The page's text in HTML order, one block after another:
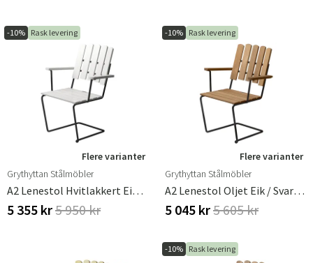
-10% Rask levering
Flere varianter
Grythyttan Stålmöbler
A2 Lenestol Hvitlakkert Eik / Svart Ramme
5 355 kr5 950 kr
-10% Rask levering
Flere varianter
Grythyttan Stålmöbler
A2 Lenestol Oljet Eik / Svart Ramme
5 045 kr5 605 kr
-10% Rask levering